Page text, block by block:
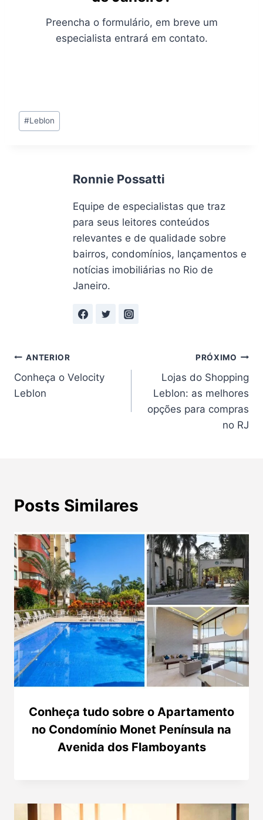
Preencha o formulário, em breve um
especialista entrará em contato.
Tags
do
#Leblon
Ronnie Possatti
Equipe de especialistas que traz
para seus leitores conteúdos
relevantes e de qualidade sobre
bairros, condomínios, lançamentos e
notícias imobiliárias no Rio de
Janeiro.
Navegação
de
ANTERIOR
Conheça o Velocity
Leblon
PRÓXIMO
Lojas do Shopping
Leblon: as melhores
opções para compras
no RJ
Posts Similares
Conheça tudo sobre o Apartamento
no Condomínio Monet Península na
Avenida dos Flamboyants